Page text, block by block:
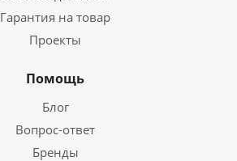
Гарантия на товар
Проекты
Помощь
Блог
Вопрос-ответ
Бренды